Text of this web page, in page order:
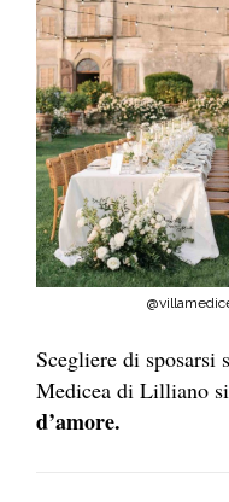
Scegliere di
Medicea di Lilliano
d’amore.